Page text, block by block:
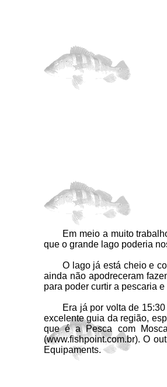
Em meio a muito trabalho
que o grande lago poderia
O lago já está cheio e com
ainda não apodreceram
para poder curtir a pescaria
Era já por volta de 15:30
excelente guia da região,
que é a Pesca com
(www.fishpoint.com.br). O
Equipaments.